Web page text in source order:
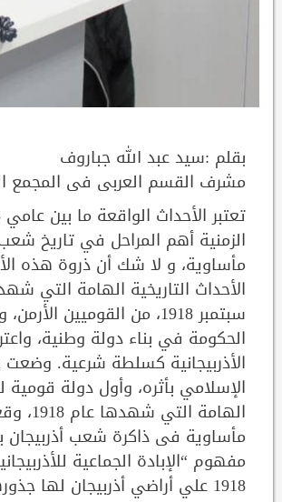
بقلم :سيد عبد الله جباروف
مشرف القسم العربى فى المجمع
الزمنية أهم المراحل في تاريخ
سبتمبر 1918، من
الحكومة في بناء دولة وطنية،
الأذربيجانية كسلطة شرعية.
الإسلامي بأثره، وأول دولة
مأساوية فى ذاكرة شعب
مفهوم “الإبادة الجماعية
1918 علي أراضي أذربيجان لها جذورها وأسبابها العميقة فى تاريخ أذربيجان منذ مئات السنين..